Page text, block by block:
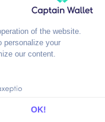
de votre
plus pertinente.
gestion de la
CDP, Wallet,
of the website.
personalize your
our content.
OK!